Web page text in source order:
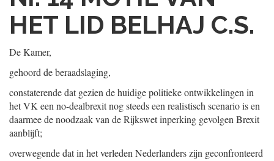
HET LID BELHAJ C.S.
De Kamer,
gehoord de beraadslaging,
constaterende dat gezien de huidige politieke ontwikkelingen in
het VK een no-dealbrexit nog steeds een realistisch scenario is en
daarmee de noodzaak van de Rijkswet inperking gevolgen Brexit
aanblijft;
overwegende dat in het verleden Nederlanders zijn geconfronteerd